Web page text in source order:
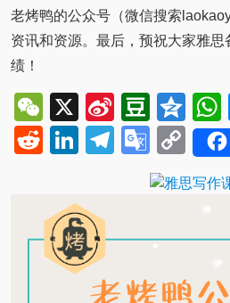
老烤鸭的公众号（微信搜索
资讯和资源。最后，预祝大家雅
绩！
WeChat
X
Sina
Weibo
RedditLinkedIn
Telegram